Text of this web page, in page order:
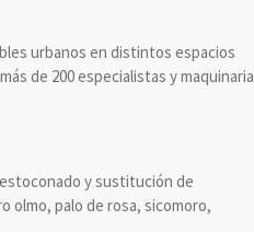
urbanos en distintos espacios
de 200 especialistas y maquinaria
y sustitución de
olmo, palo de rosa, sicomoro,